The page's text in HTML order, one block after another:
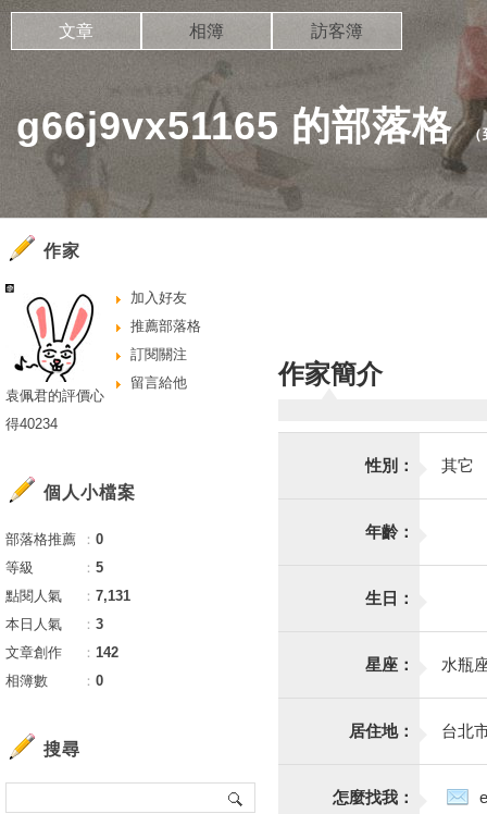
g66j9vx51165 的部落格（
文章 相簿 訪客簿
作家簡介
性別： 其它
年齡：
生日：
星座： 水瓶
居住地： 台北
怎麼找我：
作家
加入好友
推薦部落格
訂閱關注
留言給他
袁佩君的評價心
得40234
個人小檔案
部落格推薦 ： 0
等級
： 5
點閱人氣
： 7,131
本日人氣
： 3
文章創作
： 142
相簿數
： 0
搜尋